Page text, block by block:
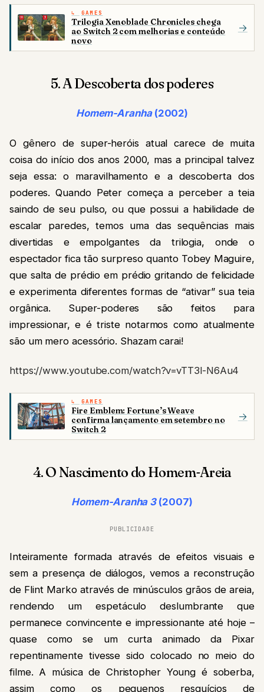
GAMES
Trilogia Xenoblade Chronicles chega
ao Switch 2 com melhorias e conteúdo
novo
→
5. A Descoberta dos poderes
Homem-Aranha(2002)
O gênero de super-heróis atual carece de muita
coisa do início dos anos 2000, mas a principal talvez
seja essa: o maravilhamento e a descoberta dos
poderes. Quando Peter começa a perceber a teia
saindo de seu pulso, ou que possui a habilidade de
escalar paredes, temos uma das sequências mais
divertidas e empolgantes da trilogia, onde o
espectador fica tão surpreso quanto Tobey Maguire,
que salta de prédio em prédio gritando de felicidade
e experimenta diferentes formas de “ativar” sua teia
orgânica. Super-poderes são feitos para
impressionar, e é triste notarmos como atualmente
são um mero acessório. Shazam carai!
https://www.youtube.com/watch?v=vTT3l-N6Au4
GAMES
Fire Emblem: Fortune’s Weave
confirma lançamento em setembro no
Switch 2
→
4. O Nascimento do Homem-Areia
Homem-Aranha 3(2007)
PUBLICIDADE
Inteiramente formada através de efeitos visuais e
sem a presença de diálogos, vemos a reconstrução
de Flint Marko através de minúsculos grãos de areia,
rendendo um espetáculo deslumbrante que
permanece convincente e impressionante até hoje –
quase como se um curta animado da Pixar
repentinamente tivesse sido colocado no meio do
filme. A música de Christopher Young é soberba,
assim como os pequenos resquícios de